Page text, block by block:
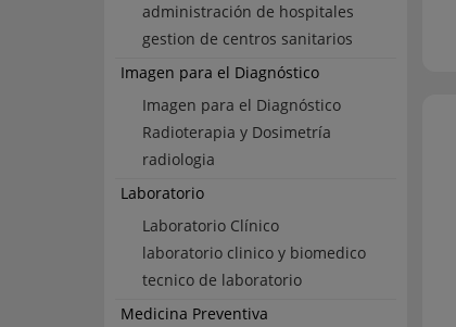
administración de hospitales
gestion de centros sanitarios
Imagen para el Diagnóstico
Imagen para el Diagnóstico
Radioterapia y Dosimetría
radiologia
Laboratorio
Laboratorio Clínico
laboratorio clinico y biomedico
tecnico de laboratorio
Medicina Preventiva